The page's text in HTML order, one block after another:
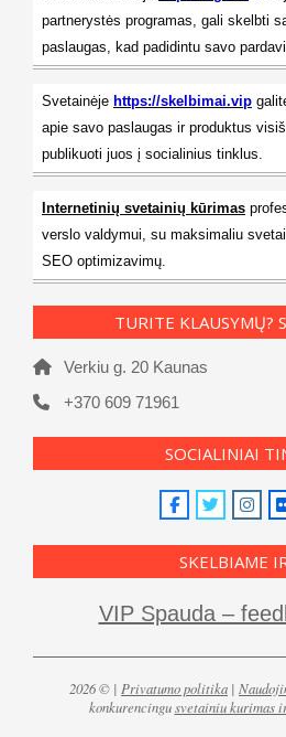
partnerystės programas, gali skelbti
paslaugas, kad padidintu savo
Svetainėje https://skelbimai.vip
apie savo paslaugas ir produktus
publikuoti juos į socialinius tinklus.
Internetinių svetainių kūrimas
verslo valdymui, su maksimaliu
SEO optimizavimų.
TURITE KLAUSYMŲ?
Verkiu g. 20 Kaunas
+370 609 71961
SOCIALINIAI
SKELBIAME
VIP Spauda –
2026 © | Privatumo politika |
konkurencingusvetainiu kurimas